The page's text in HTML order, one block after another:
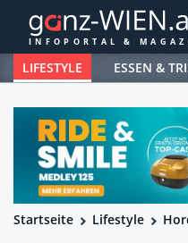
LIFESTYLE ESSEN &
Startseite Lifestyle